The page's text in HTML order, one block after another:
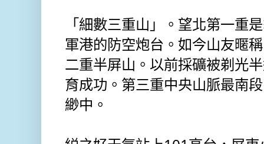
「細數三重山」。望北第一重
軍港的防空炮台。如今山友暱
二重半屏山。以前採礦被剃光
育成功。第三重中央山脈最南
緲中。